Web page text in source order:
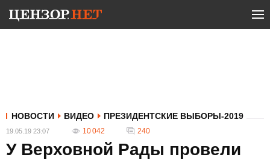
НОВОСТИ ВИДЕО ПРЕЗИДЕНТСКИЕ ВЫБОРЫ-2019
19.05.19 23:07 10 042 240
У Верховной Рады провели